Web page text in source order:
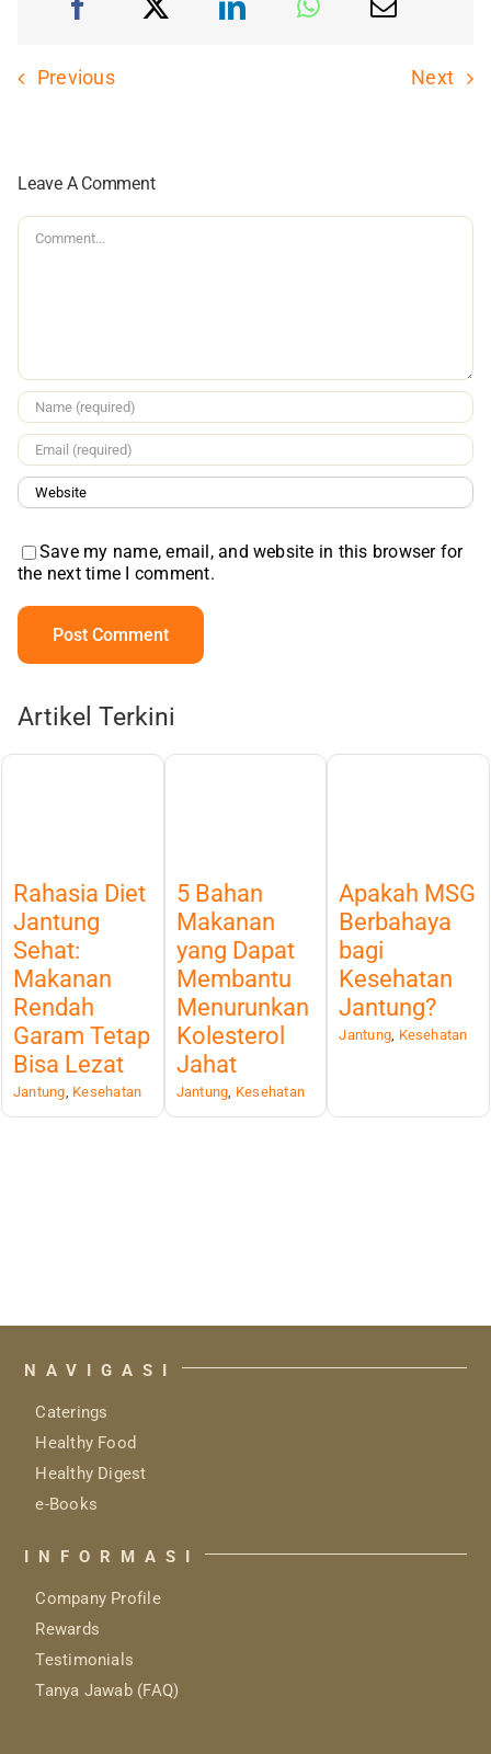
Previous Next
Leave A Comment
Comment
Save my name, email, and website in this browser for
the next time I comment.
Artikel Terkini
Rahasia Diet
Jantung
Sehat:
Makanan
Rendah
Garam Tetap
Bisa Lezat
Jantung Kesehatan
5 Bahan
Makanan
yang Dapat
Membantu
Menurunkan
Kolesterol
Jahat
Jantung Kesehatan
Apakah MSG
Berbahaya
bagi
Kesehatan
Jantung?
Jantung Kesehatan
NAVIGASI
Caterings
Healthy Food
Healthy Digest
e-Books
INFORMASI
Company Profile
Rewards
Testimonials
Tanya Jawab (FAQ)